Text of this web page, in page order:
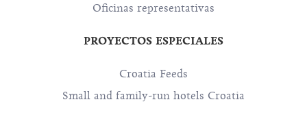
Oficinas representativas
PROYECTOS ESPECIALES
Croatia Feeds
Small and family-run hotels Croatia